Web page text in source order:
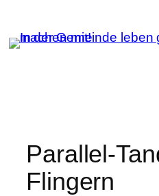
Inhalt
springen
Parallel-
Flingern